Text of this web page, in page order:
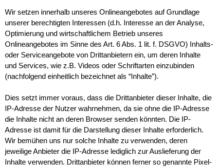
Wir setzen innerhalb unseres Onlineangebotes auf Grundlage
unserer berechtigten Interessen (d.h. Interesse an der Analyse,
Optimierung und wirtschaftlichem Betrieb unseres
Onlineangebotes im Sinne des Art. 6 Abs. 1 lit. f. DSGVO) Inhalts-
oder Serviceangebote von Drittanbietern ein, um deren Inhalte
und Services, wie z.B. Videos oder Schriftarten einzubinden
(nachfolgend einheitlich bezeichnet als “Inhalte”).
Dies setzt immer voraus, dass die Drittanbieter dieser Inhalte, die
IP-Adresse der Nutzer wahrnehmen, da sie ohne die IP-Adresse
die Inhalte nicht an deren Browser senden könnten. Die IP-
Adresse ist damit für die Darstellung dieser Inhalte erforderlich.
Wir bemühen uns nur solche Inhalte zu verwenden, deren
jeweilige Anbieter die IP-Adresse lediglich zur Auslieferung der
Inhalte verwenden. Drittanbieter können ferner so genannte Pixel-